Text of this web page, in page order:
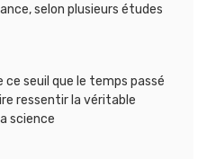
selon plusieurs études
ce seuil que le temps passé
ressentir la véritable
science